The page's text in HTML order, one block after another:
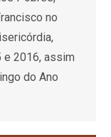
no
e 2016, assim
do Ano